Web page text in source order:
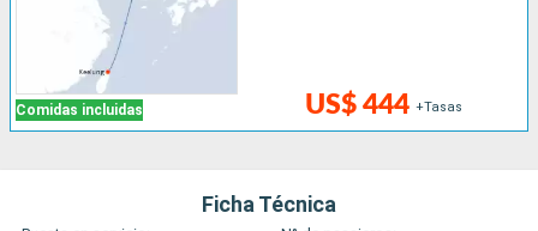
Comidas incluidas US$ 444 +Tasas
Ficha Técnica